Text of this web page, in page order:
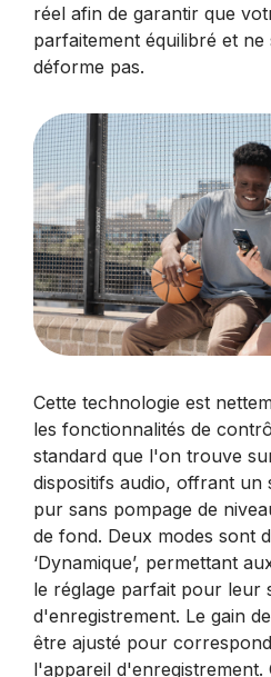
réel afin de garantir que
parfaitement équilibré et
déforme pas.
Cette technologie est
les fonctionnalités de
standard que l'on trouve
dispositifs audio, offrant un
pur sans pompage de
de fond. Deux modes sont
‘Dynamique’, permettant
le réglage parfait pour leur
d'enregistrement. Le gain
être ajusté pour
l'appareil d'enregistrement.